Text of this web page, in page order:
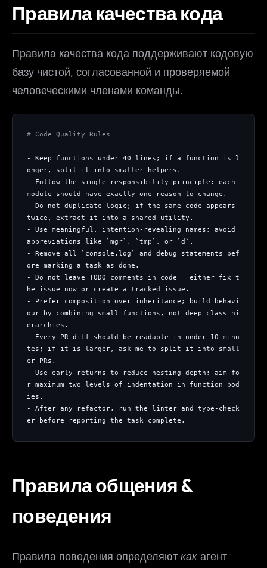
Правила качества кода
Правила качества кода поддерживают кодовую
базу чистой, согласованной и проверяемой
человеческими членами команды.
# Code Quality Rules
- Keep functions under 40 lines; if a function is l
onger, split it into smaller helpers.
- Follow the single-responsibility principle: each
module should have exactly one reason to change.
- Do not duplicate logic; if the same code appears
twice, extract it into a shared utility.
- Use meaningful, intention-revealing names; avoid
abbreviations like `mgr`, `tmp`, or `d`.
- Remove all `console.log` and debug statements bef
ore marking a task as done.
- Do not leave TODO comments in code — either fix t
he issue now or create a tracked issue.
- Prefer composition over inheritance; build behavi
our by combining small functions, not deep class hi
erarchies.
- Every PR diff should be readable in under 10 minu
tes; if it is larger, ask me to split it into small
er PRs.
- Use early returns to reduce nesting depth; aim fo
r maximum two levels of indentation in function bod
ies.
- After any refactor, run the linter and type-check
er before reporting the task complete.
Правила общения &
поведения
Правила поведения определяют как агент